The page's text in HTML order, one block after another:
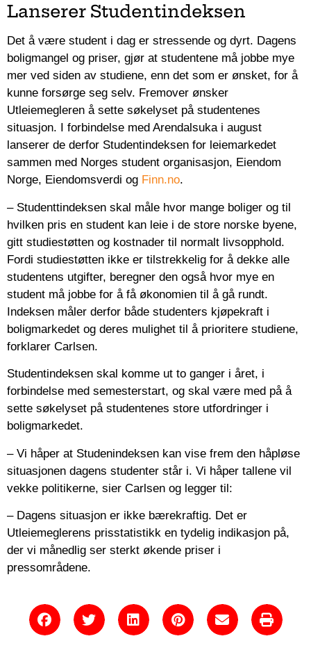
Lanserer Studentindeksen
Det å være student i dag er stressende og dyrt. Dagens
boligmangel og priser, gjør at studentene må jobbe mye
mer ved siden av studiene, enn det som er ønsket, for å
kunne forsørge seg selv. Fremover ønsker
Utleiemegleren å sette søkelyset på studentenes
situasjon. I forbindelse med Arendalsuka i august
lanserer de derfor Studentindeksen for leiemarkedet
sammen med Norges student organisasjon, Eiendom
Norge, Eiendomsverdi og Finn.no.
– Studenttindeksen skal måle hvor mange boliger og til
hvilken pris en student kan leie i de store norske byene,
gitt studiestøtten og kostnader til normalt livsopphold.
Fordi studiestøtten ikke er tilstrekkelig for å dekke alle
studentens utgifter, beregner den også hvor mye en
student må jobbe for å få økonomien til å gå rundt.
Indeksen måler derfor både studenters kjøpekraft i
boligmarkedet og deres mulighet til å prioritere studiene,
forklarer Carlsen.
Studentindeksen skal komme ut to ganger i året, i
forbindelse med semesterstart, og skal være med på å
sette søkelyset på studentenes store utfordringer i
boligmarkedet.
– Vi håper at Studenindeksen kan vise frem den håpløse
situasjonen dagens studenter står i. Vi håper tallene vil
vekke politikerne, sier Carlsen og legger til:
– Dagens situasjon er ikke bærekraftig. Det er
Utleiemeglerens prisstatistikk en tydelig indikasjon på,
der vi månedlig ser sterkt økende priser i
pressområdene.